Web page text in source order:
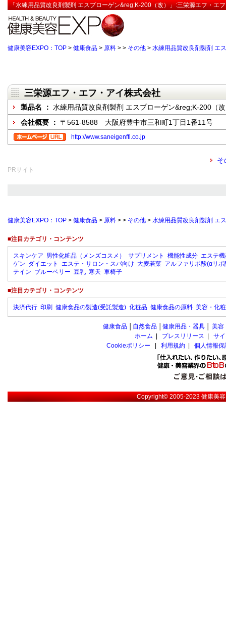
「水練用品質改良剤製剤 エスプローゲン&reg;K-200（改）」:三栄源エフ・エ
健康美容EXPO：TOP > 健康食品 > 原料 > > その他 > 水練用品質改良剤製剤 エ
三栄源エフ・エフ・アイ株式会社
製品名 ： 水練用品質改良剤製剤 エスプローゲン&reg;K-200（
会社概要 ： 〒561-8588 大阪府豊中市三和町1丁目1番11号
http://www.saneigenffi.co.jp
そ
PRサイト
健康美容EXPO：TOP > 健康食品 > 原料 > > その他 > 水練用品質改良剤製剤 エ
■注目カテゴリ・コンテンツ
スキンケア 男性化粧品（メンズコスメ） サプリメント 機能性成分 エステ
ゲン ダイエット エステ・サロン・スパ向け 大麦若葉 アルファリポ酸(αリポ
テイン ブルーベリー 豆乳 寒天 車椅子
■注目カテゴリ・コンテンツ
決済代行 印刷 健康食品の製造(受託製造) 化粧品 健康食品の原料 美容・化
健康食品 自然食品 健康用品・器具 美容
ホーム
プレスリリース
サ
Cookieポリシー
利用規約 個人情報
Copyright© 2005-2023健康美